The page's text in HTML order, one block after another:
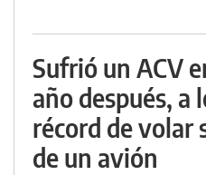
Sufrió un ACV
año después, a
récord de volar
de un avión